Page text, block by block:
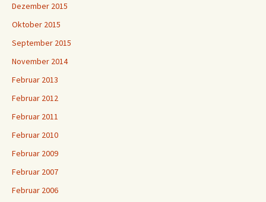
Dezember 2015
Oktober 2015
September 2015
November 2014
Februar 2013
Februar 2012
Februar 2011
Februar 2010
Februar 2009
Februar 2007
Februar 2006